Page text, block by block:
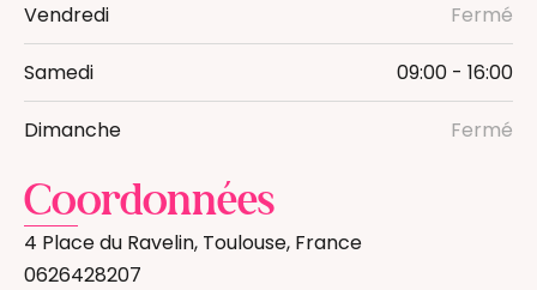
Vendredi Fermé
Samedi 09:00 - 16:00
Dimanche Fermé
Coordonnées
4 Place du Ravelin, Toulouse, France
0626428207